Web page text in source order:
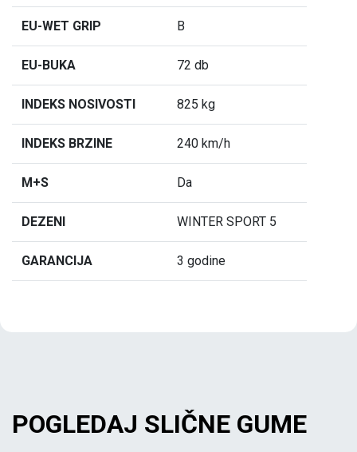
EU-WET GRIP B
EU-BUKA 72 db
INDEKS NOSIVOSTI 825 kg
INDEKS BRZINE 240 km/h
M+S Da
DEZENI WINTER SPORT 5
GARANCIJA 3 godine
POGLEDAJ SLIČNE GUME